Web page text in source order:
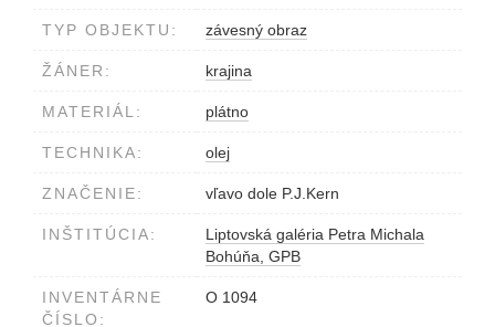
TYP OBJEKTU: závesný obraz
ŽÁNER: krajina
MATERIÁL: plátno
TECHNIKA: olej
ZNAČENIE: vľavo dole P.J.Kern
INŠTITÚCIA:
Liptovská galéria Petra Michala
Bohúňa, GPB
INVENTÁRNE
ČÍSLO:
O 1094